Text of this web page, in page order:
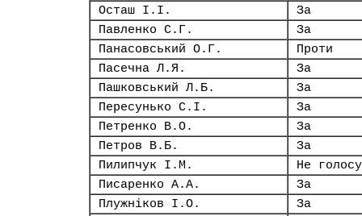
Осташ І.І.
За
Павленко С.Г.
За
Панасовський О.Г.
Проти
Пасечна Л.Я.
За
Пашковський Л.Б.
За
Пересунько С.І.
За
Петренко В.О.
За
Петров В.Б.
За
Пилипчук І.М.
Не
Писаренко А.А.
За
Плужніков І.О.
За